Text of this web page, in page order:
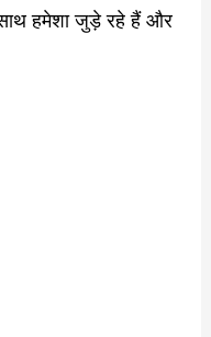
हमेशा जुड़े रहे हैं और